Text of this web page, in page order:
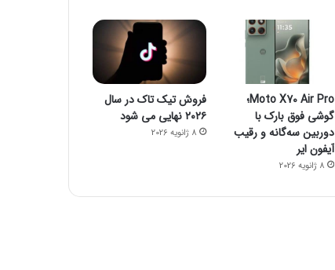
Moto X70 Air Pro؛
گوشی فوق بارک با
دوربین سه‌گانه و رقیب
آیفون ایر
8 ژانویه 2026
فروش تیک تاک در سال
۲۰۲۶ نهایی می شود
8 ژانویه 2026